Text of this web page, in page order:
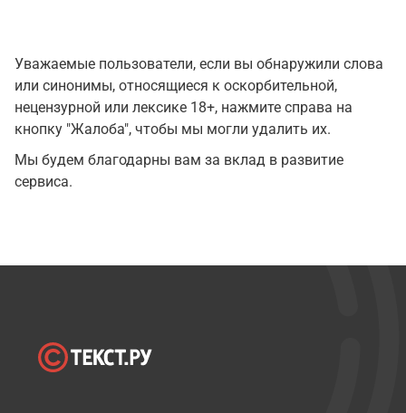
Уважаемые пользователи, если вы обнаружили слова
или синонимы, относящиеся к оскорбительной,
нецензурной или лексике 18+, нажмите справа на
кнопку "Жалоба", чтобы мы могли удалить их.
Мы будем благодарны вам за вклад в развитие
сервиса.